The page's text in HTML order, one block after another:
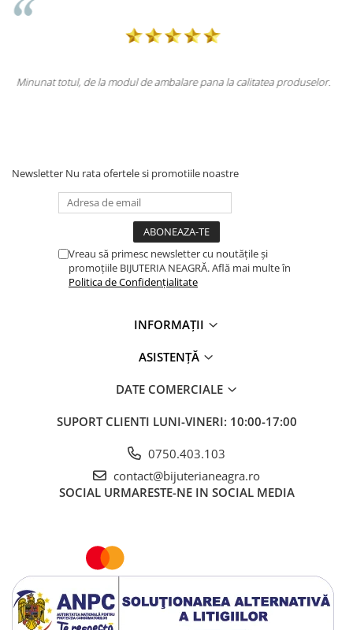
Totul la superlativ! Produsul, fix descrierea, ambalaj, livrare.
Newsletter Nu rata ofertele si promotiile noastre
Vreau să primesc newsletter cu noutățile și
promoțiile BIJUTERIA NEAGRĂ. Află mai multe în
Politica de Confidențialitate
INFORMAȚII
ASISTENȚĂ
DATE COMERCIALE
SUPORT CLIENTI LUNI-VINERI: 10:00-17:00
0750.403.103
contact@bijuterianeagra.ro
SOCIAL URMARESTE-NE IN SOCIAL MEDIA